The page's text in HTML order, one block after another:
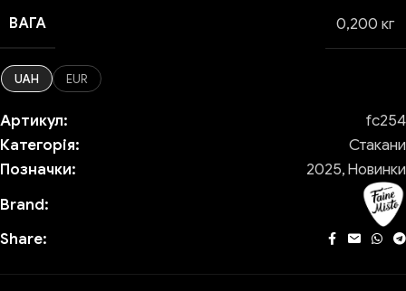
ВАГА 0,200 кг
UAH EUR
Артикул:
fc254
Категорія:
Стакани
Позначки:
2025,Новинки
Brand:
Share: